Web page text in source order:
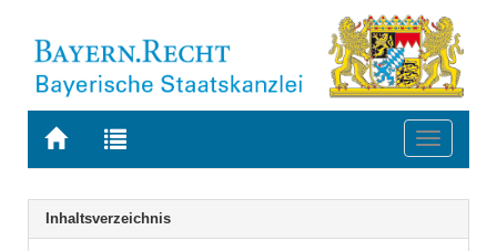
Zur
BAYERN.RECHT
Zur
letzten
Suche
Toggle
Navigation
Inhaltsverzeichnis